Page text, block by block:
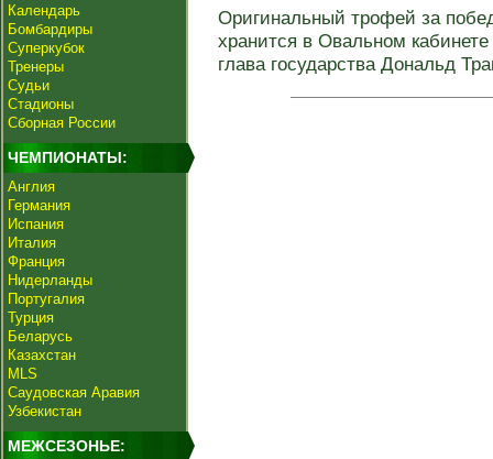
Календарь
Бомбардиры
Суперкубок
Тренеры
Судьи
Стадионы
Сборная России
ЧЕМПИОНАТЫ:
Англия
Германия
Испания
Италия
Франция
Нидерланды
Португалия
Турция
Беларусь
Казахстан
MLS
Саудовская Аравия
Узбекистан
МЕЖСЕЗОНЬЕ:
Оригинальный трофей за
хранится в Овальном
глава государства Дональд